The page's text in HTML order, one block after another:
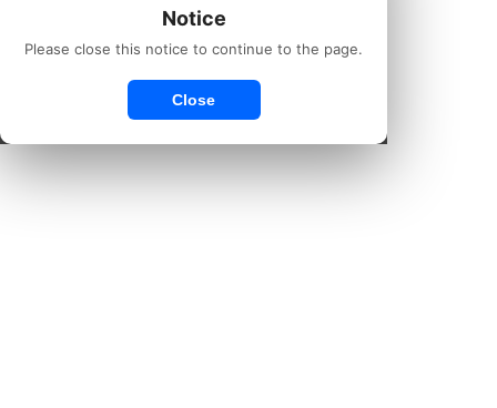
Notice
Please close this notice to continue to the page.
Close